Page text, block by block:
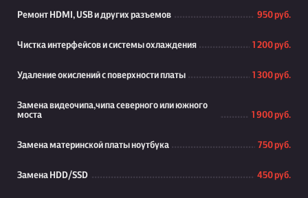
Ремонт HDMI, USB и других разъемов 950 руб.
Чистка интерфейсов и системы охлаждения 1 200 руб.
Удаление окислений с поверхности платы 1 300 руб.
Замена видеочипа,чипа северного или южного
моста
1 900 руб.
Замена материнской платы ноутбука 750 руб.
Замена HDD/SSD 450 руб.